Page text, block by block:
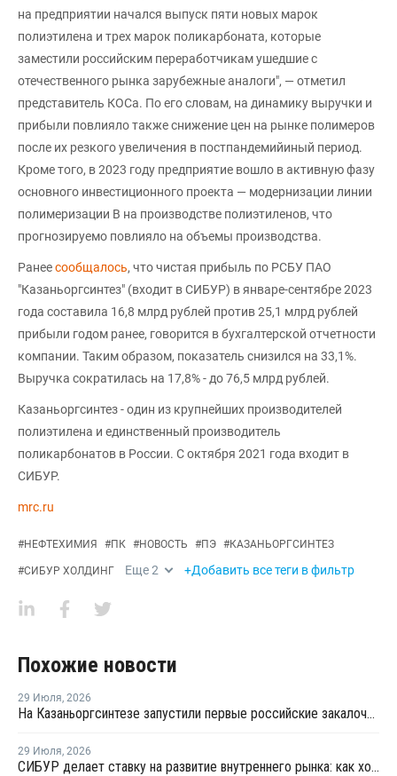
на предприятии начался выпуск пяти новых марок
полиэтилена и трех марок поликарбоната, которые
заместили российским переработчикам ушедшие с
отечественного рынка зарубежные аналоги", — отметил
представитель КОСа. По его словам, на динамику выручки и
прибыли повлияло также снижение цен на рынке полимеров
после их резкого увеличения в постпандемийиный период.
Кроме того, в 2023 году предприятие вошло в активную фазу
основного инвестиционного проекта — модернизации линии
полимеризации В на производстве полиэтиленов, что
прогнозируемо повлияло на объемы производства.
Ранеесообщалось, что чистая прибыль по РСБУ ПАО
"Казаньоргсинтез" (входит в СИБУР) в январе-сентябре 2023
года составила 16,8 млрд рублей против 25,1 млрд рублей
прибыли годом ранее, говорится в бухгалтерской отчетности
компании. Таким образом, показатель снизился на 33,1%.
Выручка сократилась на 17,8% - до 76,5 млрд рублей.
Казаньоргсинтез - один из крупнейших производителей
полиэтилена и единственный производитель
поликарбонатов в России. С октября 2021 года входит в
СИБУР.
mrc.ru
#НЕФТЕХИМИЯ #ПК #НОВОСТЬ #ПЭ #КАЗАНЬОРГСИНТЕЗ
#СИБУР ХОЛДИНГ Еще2 +Добавить все теги в фильтр
Похожие новости
29 Июля, 2026
На Казаньоргсинтезе запустили первые российские закалочно-испарительные аппараты
29 Июля, 2026
СИБУР делает ставку на развитие внутреннего рынка: как холдинг стимулирует спрос на полимеры в ритейле